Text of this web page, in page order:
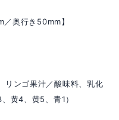
／奥行き50mm】
リンゴ果汁／酸味料、乳化
黄4、黄5、青1）